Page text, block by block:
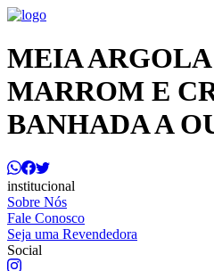
MEIA
MARROM E
BANHADA A
institucional
Sobre Nós
Fale Conosco
Seja uma Revendedora
Social